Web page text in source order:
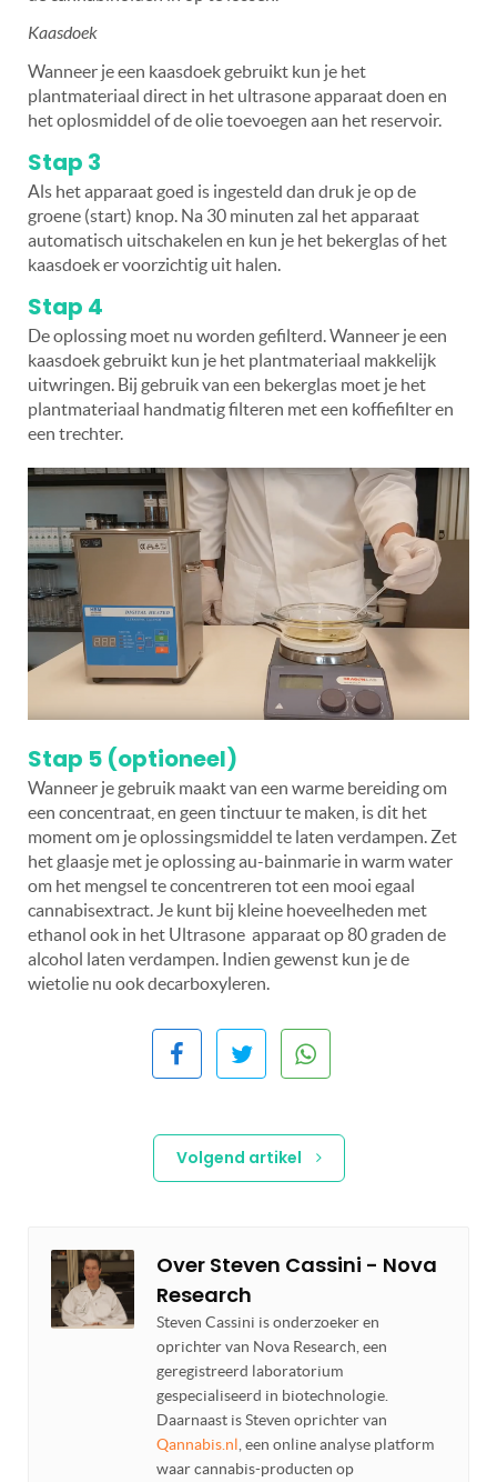
Kaasdoek
Wanneer je een kaasdoek gebruikt kun je het
plantmateriaal direct in het ultrasone apparaat doen en
het oplosmiddel of de olie toevoegen aan het reservoir.
Stap 3
Als het apparaat goed is ingesteld dan druk je op de
groene (start) knop. Na 30 minuten zal het apparaat
automatisch uitschakelen en kun je het bekerglas of het
kaasdoek er voorzichtig uit halen.
Stap 4
De oplossing moet nu worden gefilterd. Wanneer je een
kaasdoek gebruikt kun je het plantmateriaal makkelijk
uitwringen. Bij gebruik van een bekerglas moet je het
plantmateriaal handmatig filteren met een koffiefilter en
een trechter.
Stap 5 (optioneel)
Wanneer je gebruik maakt van een warme bereiding om
een concentraat, en geen tinctuur te maken, is dit het
moment om je oplossingsmiddel te laten verdampen. Zet
het glaasje met je oplossing au-bainmarie in warm water
om het mengsel te concentreren tot een mooi egaal
cannabisextract. Je kunt bij kleine hoeveelheden met
ethanol ook in het Ultrasone apparaat op 80 graden de
alcohol laten verdampen. Indien gewenst kun je de
wietolie nu ook decarboxyleren.
Volgend artikel
Over Steven Cassini - Nova
Research
Steven Cassini is onderzoeker en
oprichter van Nova Research, een
geregistreerd laboratorium
gespecialiseerd in biotechnologie.
Daarnaast is Steven oprichter van
Qannabis.nl , een online analyse platform
waar cannabis-producten op